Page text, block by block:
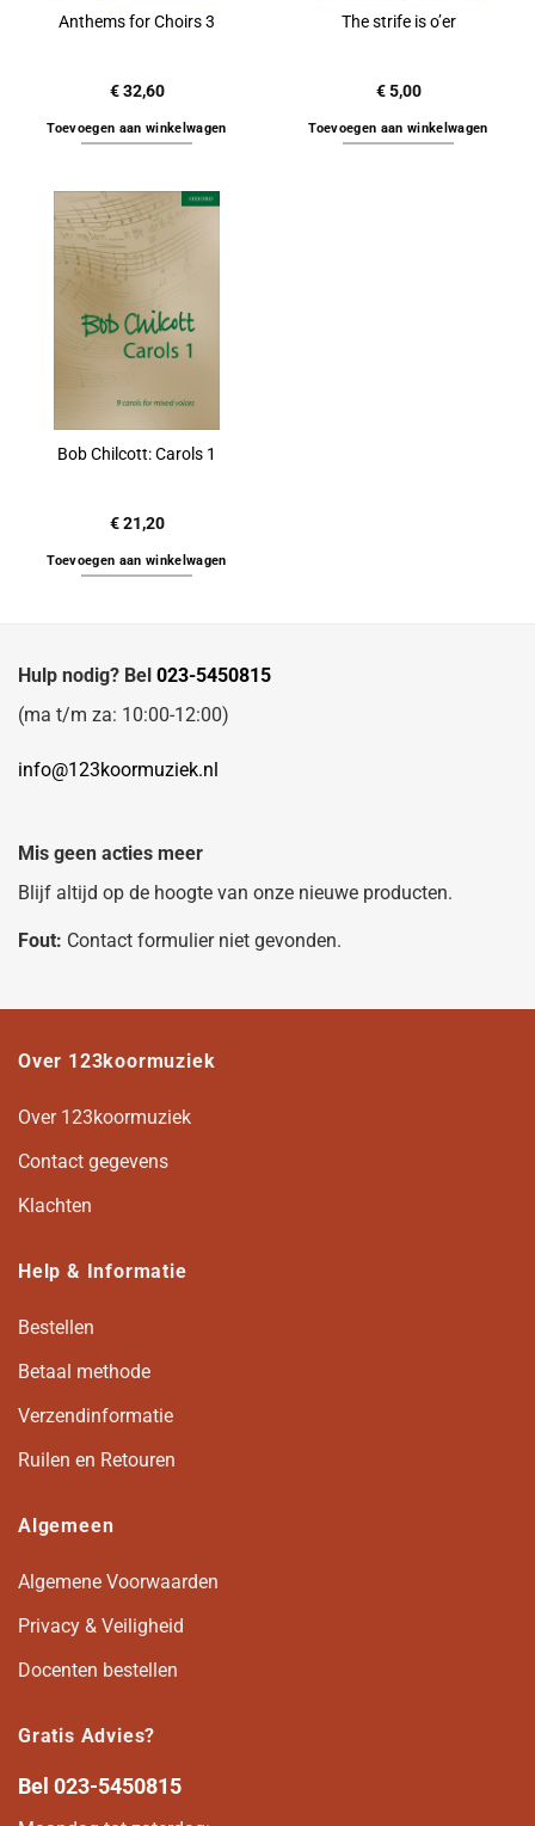
Anthems for Choirs 3
€32,60
Toevoegen aan winkelwagen
The strife is o’er
€5,00
Toevoegen aan winkelwagen
Bob Chilcott: Carols 1
€21,20
Toevoegen aan winkelwagen
Hulp nodig? Bel 023-5450815
(ma t/m za: 10:00-12:00)
info@123koormuziek.nl
Mis geen acties meer
Blijf altijd op de hoogte van onze nieuwe producten.
Fout: Contact formulier niet gevonden.
Over 123koormuziek
Over 123koormuziek
Contact gegevens
Klachten
Help & Informatie
Bestellen
Betaal methode
Verzendinformatie
Ruilen en Retouren
Algemeen
Algemene Voorwaarden
Privacy & Veiligheid
Docenten bestellen
Gratis Advies?
Bel 023-5450815